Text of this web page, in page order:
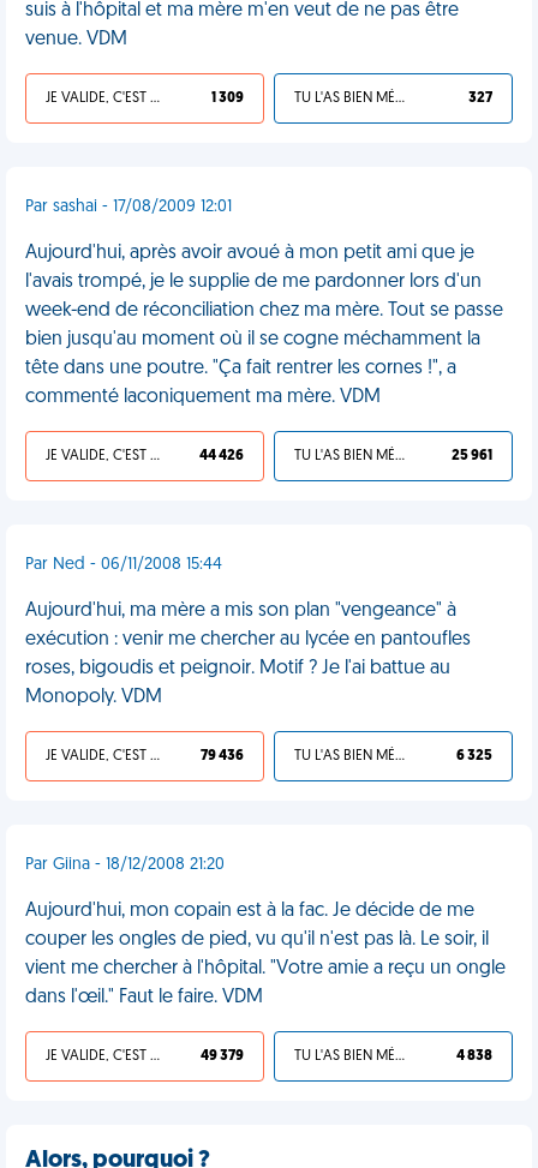
suis à l'hôpital et ma mère m'en veut de ne pas être
venue. VDM
JE VALIDE, C'EST UNE VDM 1 309 TU L'AS BIEN MÉRITÉ 327
Par sashai - 17/08/2009 12:01
Aujourd'hui, après avoir avoué à mon petit ami que je
l'avais trompé, je le supplie de me pardonner lors d'un
week-end de réconciliation chez ma mère. Tout se passe
bien jusqu'au moment où il se cogne méchamment la
tête dans une poutre. "Ça fait rentrer les cornes !", a
commenté laconiquement ma mère. VDM
JE VALIDE, C'EST UNE VDM 44 426 TU L'AS BIEN MÉRITÉ 25 961
Par Ned - 06/11/2008 15:44
Aujourd'hui, ma mère a mis son plan "vengeance" à
exécution : venir me chercher au lycée en pantoufles
roses, bigoudis et peignoir. Motif ? Je l'ai battue au
Monopoly. VDM
JE VALIDE, C'EST UNE VDM 79 436 TU L'AS BIEN MÉRITÉ 6 325
Par Giina - 18/12/2008 21:20
Aujourd'hui, mon copain est à la fac. Je décide de me
couper les ongles de pied, vu qu'il n'est pas là. Le soir, il
vient me chercher à l'hôpital. "Votre amie a reçu un ongle
dans l'œil." Faut le faire. VDM
JE VALIDE, C'EST UNE VDM 49 379 TU L'AS BIEN MÉRITÉ 4 838
Alors, pourquoi ?